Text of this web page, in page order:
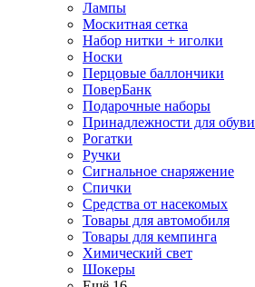
Лампы
Москитная сетка
Набор нитки + иголки
Носки
Перцовые баллончики
ПоверБанк
Подарочные наборы
Принадлежности для обуви
Рогатки
Ручки
Сигнальное снаряжение
Спички
Средства от насекомых
Товары для автомобиля
Товары для кемпинга
Химический свет
Шокеры